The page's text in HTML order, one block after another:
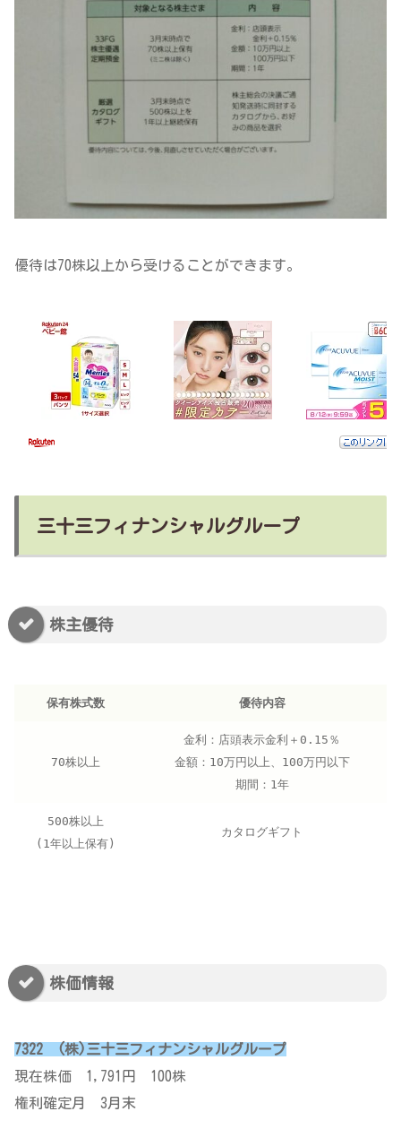
優待は70株以上から受けることができます。
三十三フィナンシャルグループ
株主優待
保有株式数 優待内容
70株以上
金利：店頭表示金利＋0.15％
金額：10万円以上、100万円以下
期間：1年
500株以上
(1年以上保有)
カタログギフト
株価情報
7322 (株)三十三フィナンシャルグループ
現在株価 1,791円 100株
権利確定月 3月末